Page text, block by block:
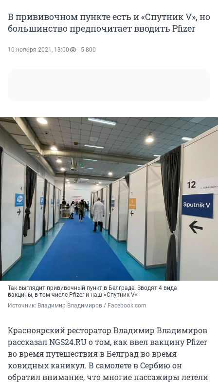
В прививочном пункте есть и «Спутник V», но
большинство предпочитает вводить Pfizer
10 ноября 2021, 13:00 5 800
Так выглядит прививочный пункт в Белграде. Вводят 4 вида
вакцины, в том числе Pfizer и наш «Спутник V»
Источник: Владимир Владимиров / Facebook.com
Красноярский ресторатор Владимир Владимиров
рассказал NGS24.RU о том, как ввел вакцину Pfizer
во время путешествия в Белград во время
ковидных каникул. В самолете в Сербию он
обратил внимание, что многие пассажиры летели